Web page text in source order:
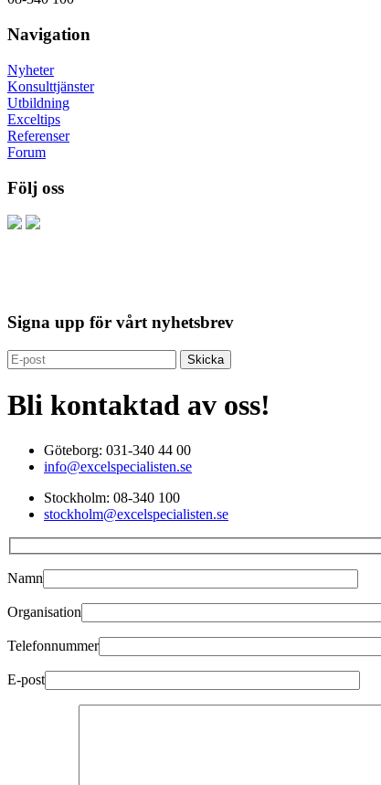
Navigation
Nyheter
Konsulttjänster
Utbildning
Exceltips
Referenser
Forum
Följ oss
Signa upp för vårt nyhetsbrev
Bli kontaktad av oss!
Göteborg: 031-340 44 00
info@excelspecialisten.se
Stockholm: 08-340 100
stockholm@excelspecialisten.se
Namn
Organisation
Telefonnummer
E-post